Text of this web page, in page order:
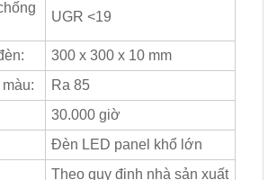
UGR <19
300 x 300 x 10 mm
Ra 85
30.000 giờ
Đèn LED panel khổ lớn
Theo quy định nhà sản xuất